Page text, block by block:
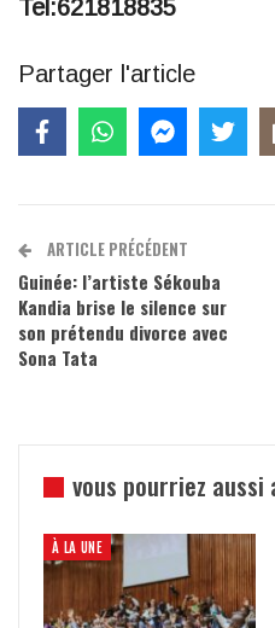
Tel:621818835
Partager l'article
ARTICLE PRÉCÉDENT
Guinée: l’artiste Sékouba
Kandia brise le silence sur
son prétendu divorce avec
Sona Tata
vous pourriez aussi
À LA UNE